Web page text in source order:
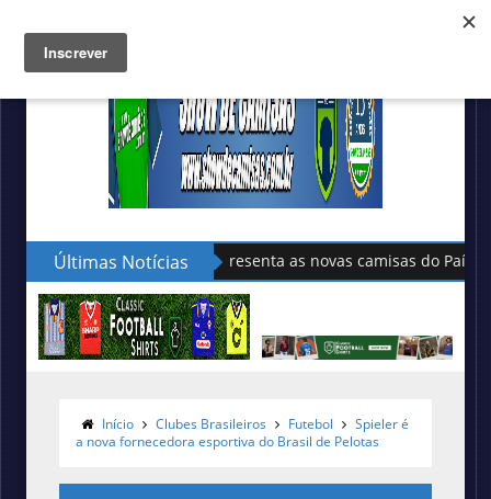
Últimas Notícias
Sudu apresenta as novas camisas do País de Gales
Início Clubes Brasileiros Futebol
Spieler é
a nova fornecedora esportiva do Brasil de Pelotas